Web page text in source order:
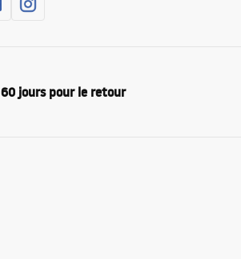
60 jours pour le retour